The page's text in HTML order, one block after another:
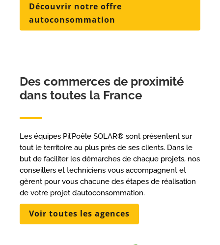
Découvrir notre offre
autoconsommation
Des commerces de proximité
dans toutes la France
Les équipes Pil’Poêle SOLAR® sont présentent sur
tout le territoire au plus près de ses clients. Dans le
but de faciliter les démarches de chaque projets, nos
conseillers et techniciens vous accompagnent et
gèrent pour vous chacune des étapes de réalisation
de votre projet d’autoconsommation.
Voir toutes les agences